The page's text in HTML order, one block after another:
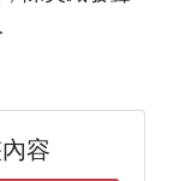
容